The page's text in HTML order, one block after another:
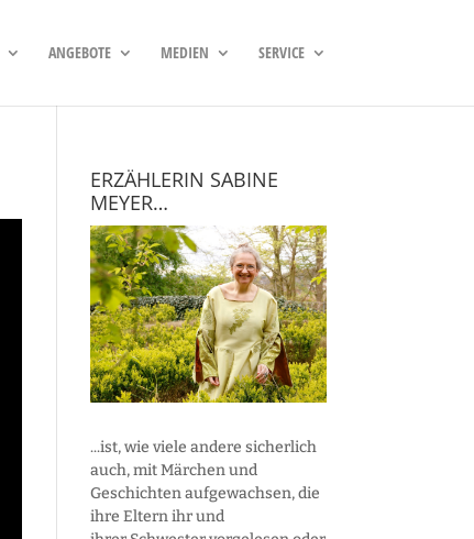
ANGEBOTE MEDIEN SERVICE
ERZÄHLERIN SABINE
MEYER…
...ist, wie viele andere sicherlich
auch, mit Märchen und
Geschichten aufgewachsen, die
ihre Eltern ihr und